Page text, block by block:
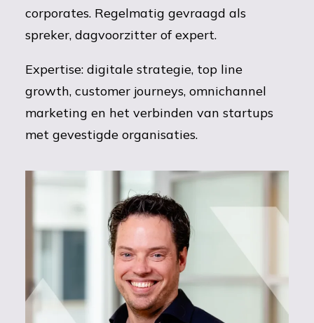
corporates. Regelmatig gevraagd als
spreker, dagvoorzitter of expert.
Expertise: digitale strategie, top line
growth, customer journeys, omnichannel
marketing en het verbinden van startups
met gevestigde organisaties.